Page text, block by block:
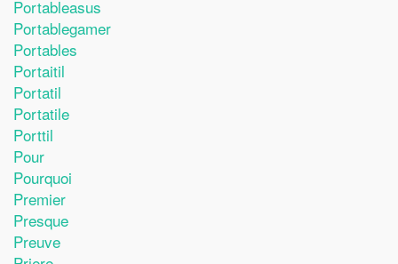
Portableasus
Portablegamer
Portables
Portaitil
Portatil
Portatile
Porttil
Pour
Pourquoi
Premier
Presque
Preuve